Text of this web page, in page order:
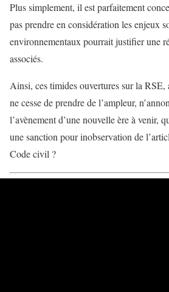
Plus simplement, il est parfaitement
pas prendre en considération les enjeux
environnementaux pourrait justifier une
associés.
Ainsi, ces timides ouvertures sur la RSE,
ne cesse de prendre de l’ampleur,
l’avènement d’une nouvelle ère à venir,
une sanction pour inobservation de
Code civil ?